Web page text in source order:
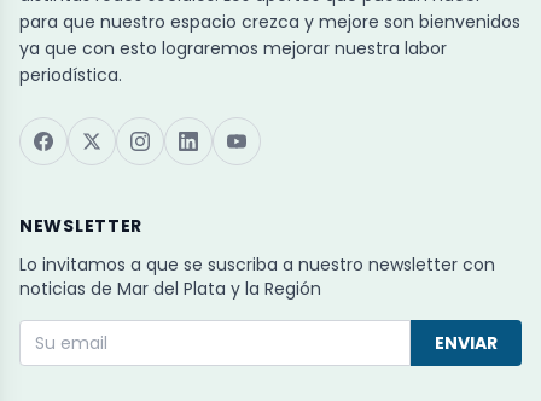
para que nuestro espacio crezca y mejore son bienvenidos
ya que con esto lograremos mejorar nuestra labor
periodística.
NEWSLETTER
Lo invitamos a que se suscriba a nuestro newsletter con
noticias de Mar del Plata y la Región
ENVIAR